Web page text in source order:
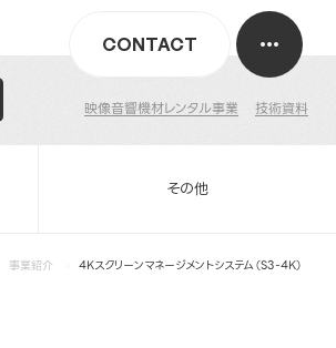
映像音響機材レンタル事業 技術資料
CONTACT
その他
事業紹介 4Kスクリーンマネージメントシステム（S3-4K）